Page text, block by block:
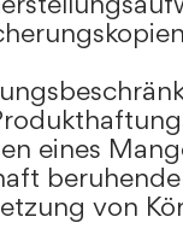
eines
von